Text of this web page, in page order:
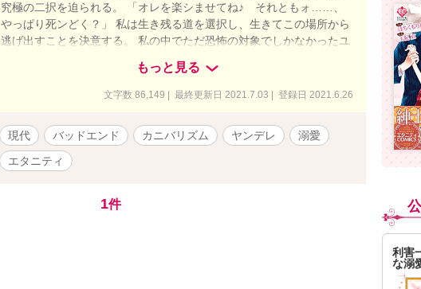
究極の二択を迫られる。 「オレを楽シませてね♪ それともォ……、
やっぱり死ンどく？」 私は生き残る道を選択し、生きてこの場所から
逃げ出すことを決意する。 私の中でただ恐怖の対象でしかなかったユ
ートの印象が、暫く一緒に過ごす中で人間性を垣間見て徐々にいいも
のへと変化していく。だけど、同時に見せる彼の異常性に私は翻弄さ
せられて……。 次第にユートは私に異常な執着を見せ始め、私自身も
し、生還することが出来るのか、それとも―― ・当作品はストックホ
ルム症候群、リマ症候群を題材にしています ・エロあり ・切断、グロ
シーンはなし（示唆する描写はあり) ・スカトロ表現あり ・甘々/溺愛
お読みいただきありがとうございます。 16話で完結です。 8話までは
もっと見る
文字数 86,149 | 最終更新日 2021.7.03 | 登録日 2021.6.26
現代 バッドエンド カニバリズム ヤンデレ
溺愛
エタニティ
1件
利害
な溺